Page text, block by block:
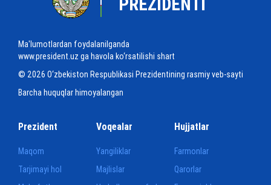
Ma'lumotlardan foydalanilganda
www.president.uz ga havola ko‘rsatilishi shart
© 2026 O‘zbekiston Respublikasi Prezidentining rasmiy veb-sayti
Barcha huquqlar himoyalangan
Prezident
Maqom
Tarjimayi hol
Voqealar
Yangiliklar
Majlislar
Hujjatlar
Farmonlar
Qarorlar